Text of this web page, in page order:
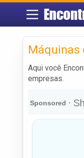
Máquinas
Aqui você
empresas.